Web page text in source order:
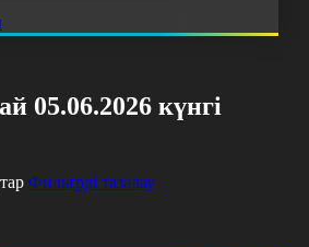
05.06.2026 күнгі
Фильтрді тазалау